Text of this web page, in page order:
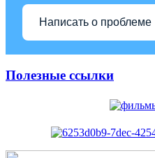
Написать о проблеме
Полезные ссылки